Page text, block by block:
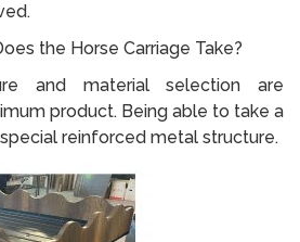
the Horse Carriage Take?
and material selection are
product. Being able to take a
reinforced metal structure.